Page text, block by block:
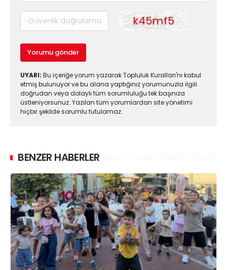
Yorumu gönder
UYARI: Bu içeriğe yorum yazarak Topluluk Kuralları'nı kabul
etmiş bulunuyor ve bu alana yaptığınız yorumunuzla ilgili
doğrudan veya dolaylı tüm sorumluluğu tek başınıza
üstleniyorsunuz. Yazılan tüm yorumlardan site yönetimi
hiçbir şekilde sorumlu tutulamaz.
BENZER HABERLER